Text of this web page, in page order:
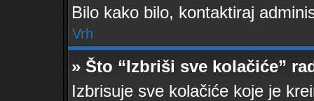
Bilo kako bilo, kontaktiraj
Vrh
» Što “Izbriši sve kolačiće”
Izbrisuje sve kolačiće koje je